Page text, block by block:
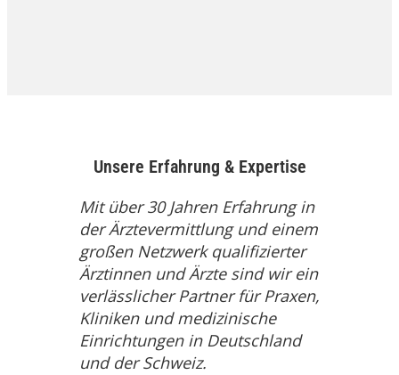
Unsere Erfahrung & Expertise
Mit über 30 Jahren Erfahrung in
der Ärztevermittlung und einem
großen Netzwerk qualifizierter
Ärztinnen und Ärzte sind wir ein
verlässlicher Partner für Praxen,
Kliniken und medizinische
Einrichtungen in Deutschland
und der Schweiz.